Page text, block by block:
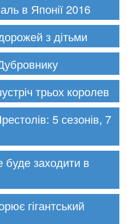
в Японії 2016
з дітьми
трьох королев
5 сезонів, 7
буде заходити в
гігантський